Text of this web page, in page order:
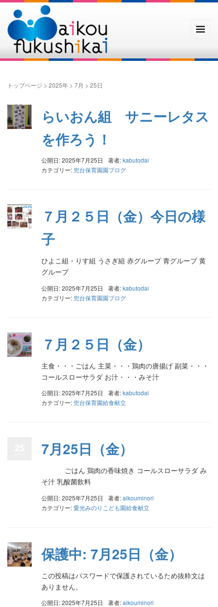
トップページ > 2025年 > 7月 > 25日
らいおん組 サニーレタス
を作ろう！
公開日: 2025年7月25日 著者:kabutodai
カテゴリー: 兜台保育園園ブログ
７月２５日（金）今日の様
子
ひよこ組・りす組 うさぎ組 赤グループ 青グループ 黄
グループ
公開日: 2025年7月25日 著者:kabutodai
カテゴリー: 兜台保育園園ブログ
７月２５日（金）
主食・・・ごはん 主菜・・・鶏肉の唐揚げ 副菜・・・
コールスローサラダ お汁・・・みそ汁
公開日: 2025年7月25日 著者:kabutodai
カテゴリー: 兜台保育園給食献立
7月25日（金）
ごはん 鶏肉の香味焼き コールスローサラダ み
そ汁 乳酸菌飲料
公開日: 2025年7月25日 著者:aikouminori
カテゴリー:愛光みのりこども園給食献立
保護中: 7月25日（金）
この投稿はパスワードで保護されているため抜粋文は
ありません。
公開日: 2025年7月25日 著者:aikouminori